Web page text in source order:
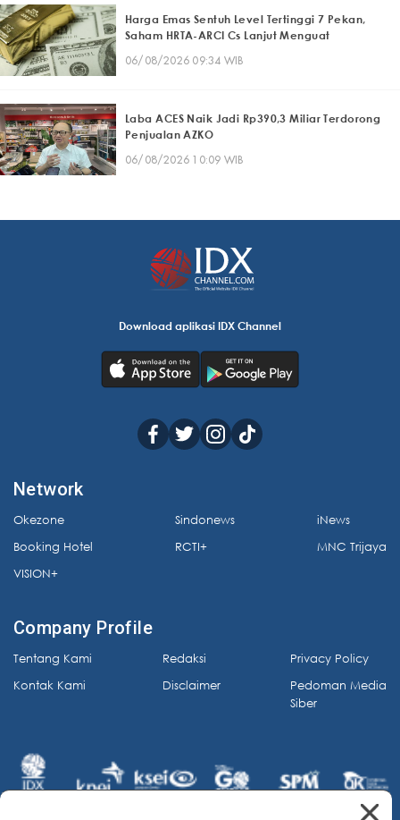
Harga Emas Sentuh Level Tertinggi 7 Pekan,
Saham HRTA-ARCI Cs Lanjut Menguat
06/08/2026 09:34 WIB
Laba ACES Naik Jadi Rp390,3 Miliar Terdorong
Penjualan AZKO
06/08/2026 10:09 WIB
Download aplikasi IDX Channel
Network
Okezone
Booking Hotel
VISION+
Sindonews
RCTI+
iNews
MNC Trijaya
Company Profile
Tentang Kami
Kontak Kami
Redaksi
Disclaimer
Privacy Policy
Pedoman Media
Siber